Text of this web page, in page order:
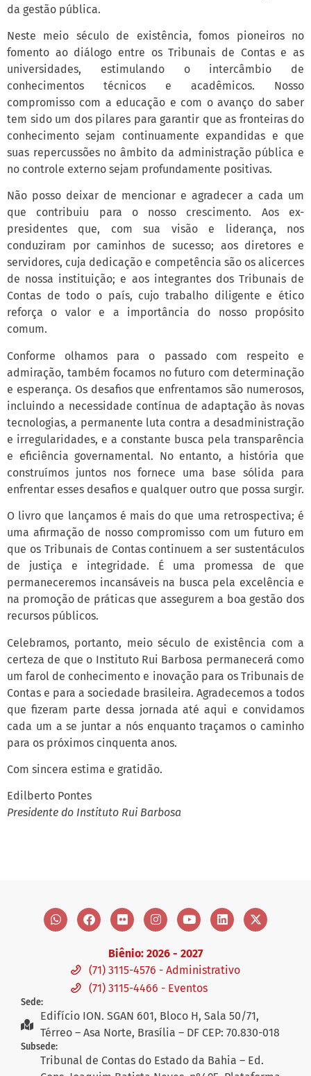
da gestão pública.
Neste meio século de existência, fomos pioneiros no
fomento ao diálogo entre os Tribunais de Contas e as
universidades, estimulando o intercâmbio de
conhecimentos técnicos e acadêmicos. Nosso
compromisso com a educação e com o avanço do saber
tem sido um dos pilares para garantir que as fronteiras do
conhecimento sejam continuamente expandidas e que
suas repercussões no âmbito da administração pública e
no controle externo sejam profundamente positivas.
Não posso deixar de mencionar e agradecer a cada um
que contribuiu para o nosso crescimento. Aos ex-
presidentes que, com sua visão e liderança, nos
conduziram por caminhos de sucesso; aos diretores e
servidores, cuja dedicação e competência são os alicerces
de nossa instituição; e aos integrantes dos Tribunais de
Contas de todo o país, cujo trabalho diligente e ético
reforça o valor e a importância do nosso propósito
comum.
Conforme olhamos para o passado com respeito e
admiração, também focamos no futuro com determinação
e esperança. Os desafios que enfrentamos são numerosos,
incluindo a necessidade contínua de adaptação às novas
tecnologias, a permanente luta contra a desadministração
e irregularidades, e a constante busca pela transparência
e eficiência governamental. No entanto, a história que
construímos juntos nos fornece uma base sólida para
enfrentar esses desafios e qualquer outro que possa surgir.
O livro que lançamos é mais do que uma retrospectiva; é
uma afirmação de nosso compromisso com um futuro em
que os Tribunais de Contas continuem a ser sustentáculos
de justiça e integridade. É uma promessa de que
permaneceremos incansáveis na busca pela excelência e
na promoção de práticas que assegurem a boa gestão dos
recursos públicos.
Celebramos, portanto, meio século de existência com a
certeza de que o Instituto Rui Barbosa permanecerá como
um farol de conhecimento e inovação para os Tribunais de
Contas e para a sociedade brasileira. Agradecemos a todos
que fizeram parte dessa jornada até aqui e convidamos
cada um a se juntar a nós enquanto traçamos o caminho
para os próximos cinquenta anos.
Com sincera estima e gratidão.
Edilberto Pontes
Presidente do Instituto Rui Barbosa
Biênio: 2026 - 2027
(71) 3115-4576 - Administrativo
(71) 3115-4466 - Eventos
Sede:
Edifício ION. SGAN 601, Bloco H, Sala 50/71,
Térreo – Asa Norte, Brasília – DF CEP: 70.830-018
Subsede:
Tribunal de Contas do Estado da Bahia – Ed.